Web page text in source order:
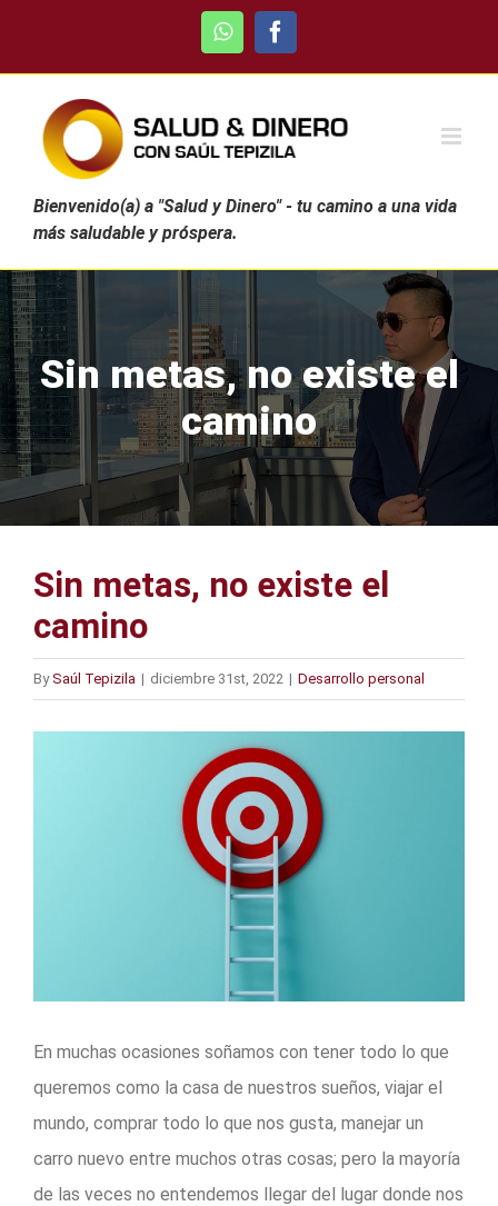
WhatsAppFacebook
Bienvenido(a) a "Salud y Dinero" - tu camino a una vida
más saludable y próspera.
Sin metas, no existe el
camino
Sin metas, no existe el
camino
BySaúl Tepizila | diciembre 31st, 2022 | Desarrollo personal
En muchas ocasiones soñamos con tener todo lo que
queremos como la casa de nuestros sueños, viajar el
mundo, comprar todo lo que nos gusta, manejar un
carro nuevo entre muchos otras cosas; pero la mayoría
de las veces no entendemos llegar del lugar donde nos